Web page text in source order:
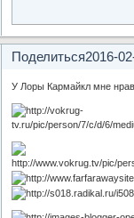
Поделиться2016-
У Лоры Кармайкл мне